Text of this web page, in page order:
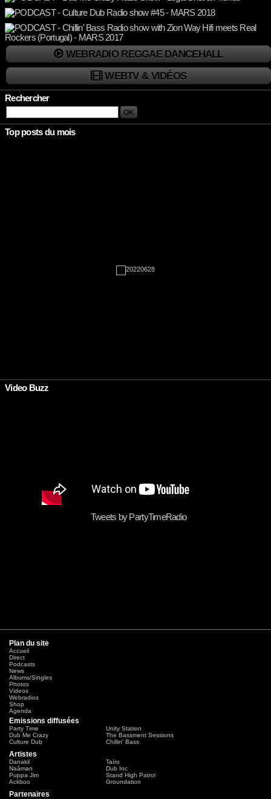
WEBRADIO REGGAE DANCEHALL
WEBTV & VIDÉOS
Rechercher
Top posts du mois
•
Video Buzz
Tweets by PartyTimeRadio
Plan du site
Accueil
Direct
Podcasts
News
Albums/Singles
Photos
Videos
Webradios
Shop
Agenda
Emissions diffusées
Party Time
Unity Station
Dub Me Crazy
The Bassment Sessions
Culture Dub
Chillin' Bass
Artistes
Danakil
Taïro
Naâman
Dub Inc
Puppa Jim
Stand High Patrol
Ackboo
Groundation
Partenaires